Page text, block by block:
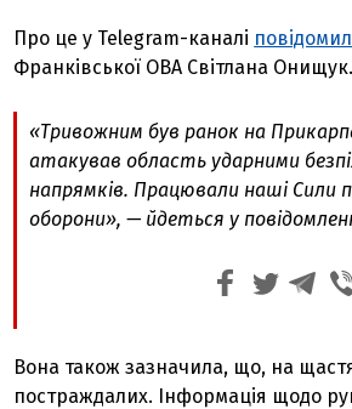
Про це у Telegram-каналі
Франківської ОВА Світлана Онищук.
«Тривожним був ранок на
атакував область ударними
напрямків. Працювали наші Сили
оборони», — йдеться у
Вона також зазначила, що, на
постраждалих. Інформація щодо